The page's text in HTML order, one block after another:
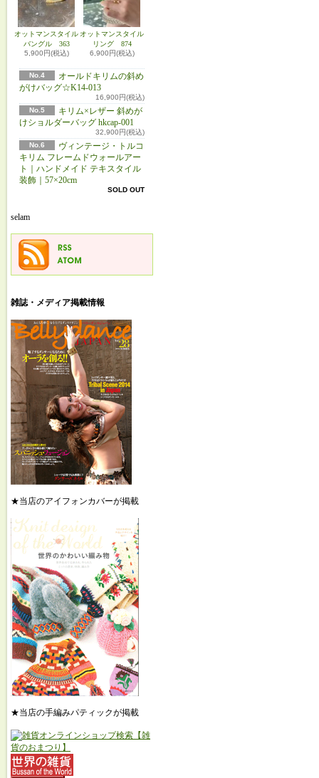
オットマンスタイル
バングル 363
5,900円(税込)
オットマンスタイル
リング 874
6,900円(税込)
No.4
オールドキリムの斜め
がけバッグ☆K14-013
16,900円(税込)
No.5
キリム×レザー 斜めが
けショルダーバッグ hkcap-001
32,900円(税込)
No.6
ヴィンテージ・トルコ
キリム フレームドウォールアー
ト｜ハンドメイド テキスタイル
装飾｜57×20cm
SOLD OUT
selam
雑誌・メディア掲載情報
★当店のアイフォンカバーが掲載
★当店の手編みパティックが掲載